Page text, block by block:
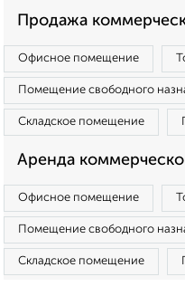
Продажа
Офисное помещение
Помещение свободного
Складское помещение
Аренда
Офисное помещение
Помещение свободного
Складское помещение